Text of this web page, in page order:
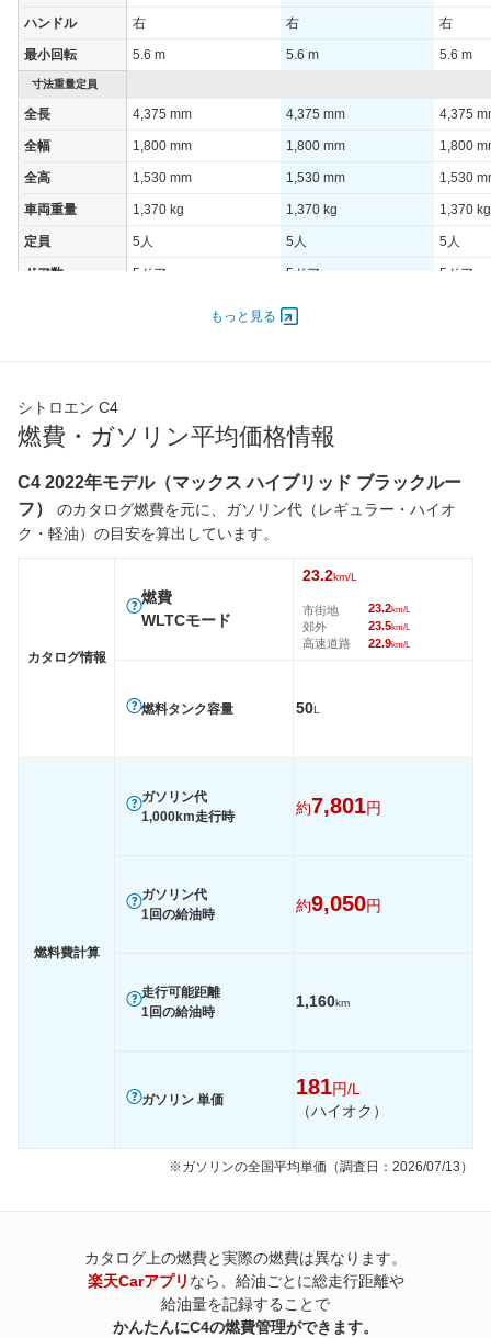
ハンドル 右 右 右
最小回転 5.6 m 5.6 m 5.6 m
寸法重量定員
全長 4,375 mm 4,375 mm 4,375
全幅 1,800 mm 1,800 mm 1,800
全高 1,530 mm 1,530 mm 1,530
車両重量 1,370 kg 1,370 kg 1,370 kg
定員 5人 5人 5人
ドア数 5ドア 5ドア 5ドア
-
最高トルク
過給機 TB
タイヤ
前輪サイズ 195/60R18 195/60R18 195/
後輪サイズ 195/60R18
23.2km/L
23.2km/L 23.2km/L
WLTC/郊外
もっと見る
シトロエン C4
燃費・ガソリン平均価格情報
C4 2022年モデル（マックス ハイブリッド ブラックルー
フ）
のカタログ燃費を元に、ガソリン代（レギュラー・ハイオ
ク・軽油）の目安を算出しています。
カタログ情報
燃費
WLTCモード
23.2km/L
市街地
郊外
高速道路
23.2km/L
23.5km/L
22.9km/L
燃料タンク容量 50L
燃料費計算
ガソリン代
1,000km走行時
約7,801円
ガソリン代
1回の給油時
約9,050円
走行可能距離
1回の給油時
1,160km
ガソリン 単価
181円/L
（ハイオク）
※ガソリンの全国平均単価（調査日：2026/07/13）
カタログ上の燃費と実際の燃費は異なります。
楽天Carアプリ なら、給油ごとに総走行距離や
給油量を記録することで
かんたんにC4の燃費管理ができます。